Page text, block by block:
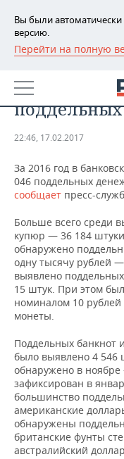
Вы были
версию.
Перейти на полную
РЕГИОНЫ
БАШКОРТОСТАН
ТАТАРСТАН
НОВОСТИ
АНАЛИТИКА
ДЕКЛАРАЦИИ О
ВУЗЫ ТАТАРСТАНА
КОМУ
ТОРГОВЫЕ
ТАТАРСТАНА
НОВОСТИ
БАНКИ
БЮДЖЕТ
ИНВЕСТИЦИИ
АГРОПРОМ
НЕФТЕХИМИЯ
НЕФТЬ
ОПК
ЭНЕРГЕТИКА
НОВОСТИ
АВТО
НОВОСТИ АВТО
БИЗНЕС
НОВОСТИ БИЗНЕСА
РОЗНИЧНАЯ
ТРАНСПОРТ
УСЛУГИ
ТЕХНОЛОГИИ
НОВОСТИ
IT
МЕДИА
МЕРОПРИЯТИЯ
НОВОСТИ
ВЫЕЗДНАЯ
БИЗНЕС-БРАНЧИ
СПОРТ
НОВОСТИ СПОРТА
ФУТБОЛ
ОБЩЕСТВО
НОВОСТИ
ФОТОГАЛЕРЕЯ
обнаружено
22:46, 17.02.2017
За 2016 год в
046 поддельных
сообщает пресс-
Больше всего среди
купюр — 36 184
обнаружено
одну тысячу рублей
выявлено
15 штук. При этом
номиналом 10
монеты.
Поддельных банкнот
было выявлено 4 546
обнаружено в
зафиксирован в
большинство
американские
обнаружены
британские фунты
австралийский